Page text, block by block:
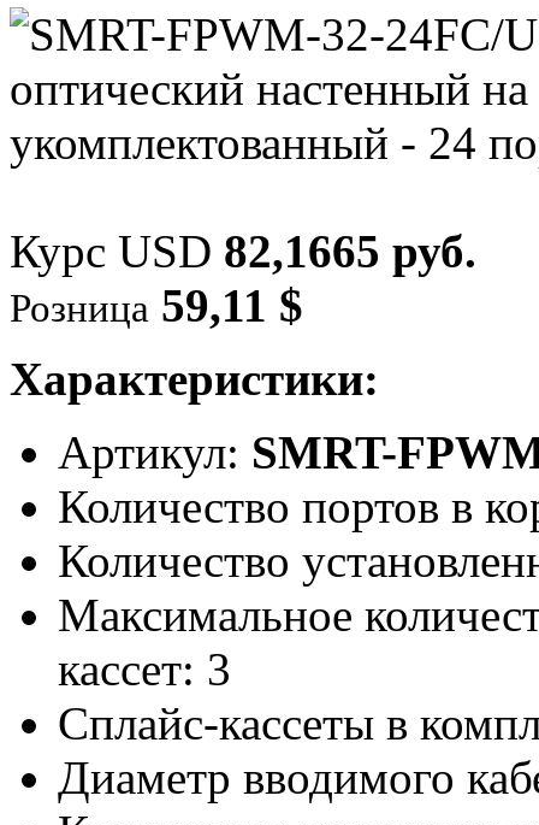
Курс USD 82,1665 руб.
Розница 59,11 $
Характеристики:
Артикул: SMRT-
Количество портов в
Количество
Максимальное
кассет: 3
Сплайс-кассеты в
Диаметр вводимого